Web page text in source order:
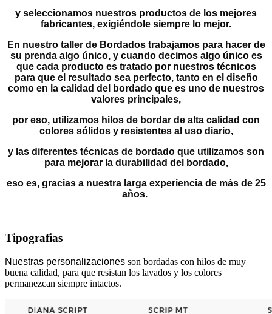
y seleccionamos nuestros productos de los mejores
fabricantes, exigiéndole siempre lo mejor.
En nuestro taller de Bordados trabajamos para hacer de
su prenda algo único, y cuando decimos algo único es
que cada producto es tratado por nuestros técnicos
para que el resultado sea perfecto, tanto en el diseño
como en la calidad del bordado que es uno de nuestros
valores principales,
por eso, utilizamos hilos de bordar de alta calidad con
colores sólidos y resistentes al uso diario,
y las diferentes técnicas de bordado que utilizamos son
para mejorar la durabilidad del bordado,
eso es, gracias a nuestra larga experiencia de más de 25
años.
Tipografias
Nuestras personalizaciones son bordadas con hilos de muy
buena calidad, para que resistan los lavados y los colores
permanezcan siempre intactos.